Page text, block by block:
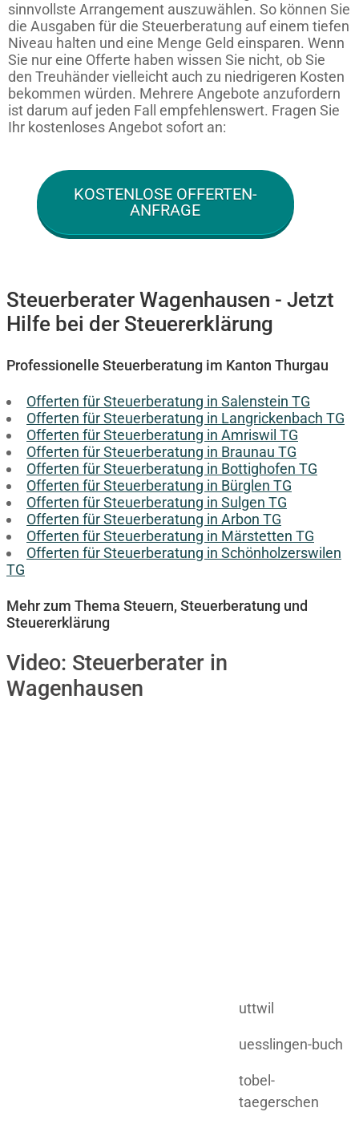
sinnvollste Arrangement auszuwählen. So können Sie
die Ausgaben für die Steuerberatung auf einem tiefen
Niveau halten und eine Menge Geld einsparen. Wenn
Sie nur eine Offerte haben wissen Sie nicht, ob Sie
den Treuhänder vielleicht auch zu niedrigeren Kosten
bekommen würden. Mehrere Angebote anzufordern
ist darum auf jeden Fall empfehlenswert. Fragen Sie
Ihr kostenloses Angebot sofort an:
KOSTENLOSE OFFERTEN-
ANFRAGE
Steuerberater Wagenhausen - Jetzt
Hilfe bei der Steuererklärung
Professionelle Steuerberatung im Kanton Thurgau
Offerten für Steuerberatung in Salenstein TG
Offerten für Steuerberatung in Langrickenbach TG
Offerten für Steuerberatung in Amriswil TG
Offerten für Steuerberatung in Braunau TG
Offerten für Steuerberatung in Bottighofen TG
Offerten für Steuerberatung in Bürglen TG
Offerten für Steuerberatung in Sulgen TG
Offerten für Steuerberatung in Arbon TG
Offerten für Steuerberatung in Märstetten TG
Offerten für Steuerberatung in Schönholzerswilen
TG
Mehr zum Thema Steuern, Steuerberatung und
Steuererklärung
Video: Steuerberater in
Wagenhausen
uttwil
uesslingen-buch
tobel-
taegerschen